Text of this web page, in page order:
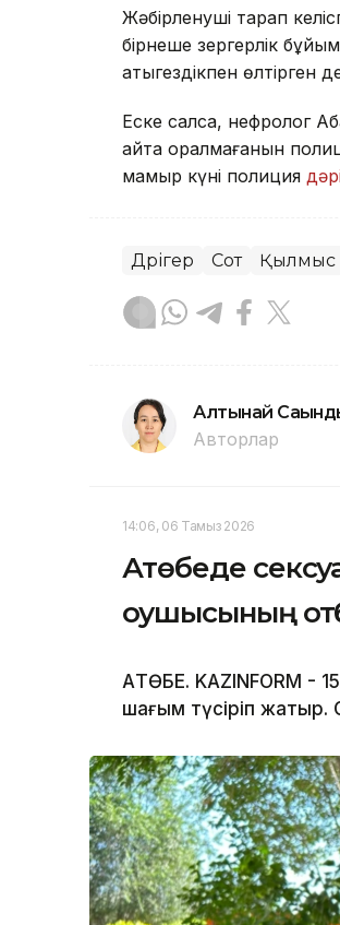
Жәбірленуші тарап
бірнеше зергерлік
қатыгездікпен өлтірген
Еске салсақ, нефролог
қайта оралмағанын
мамыр күні полиция
Дәрігер Сот Қылмыс
Алтынай
Авторлар
14:06, 06 Тамыз 2026
Ақтөбеде
оқушысының
АҚТӨБЕ. KAZINFORM
шағым түсіріп жатыр.